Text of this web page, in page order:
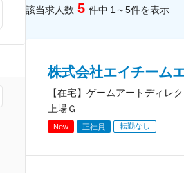
該当求人数 5 件中 1～5件を表示
株式会社エイチーム
【在宅】ゲームアートディレ
上場Ｇ
New 正社員 転勤なし